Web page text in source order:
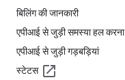
बिलिंग की जानकारी
एपीआई से जुड़ी समस्या हल करना
एपीआई से जुड़ी गड़बड़ियां
स्टेटस